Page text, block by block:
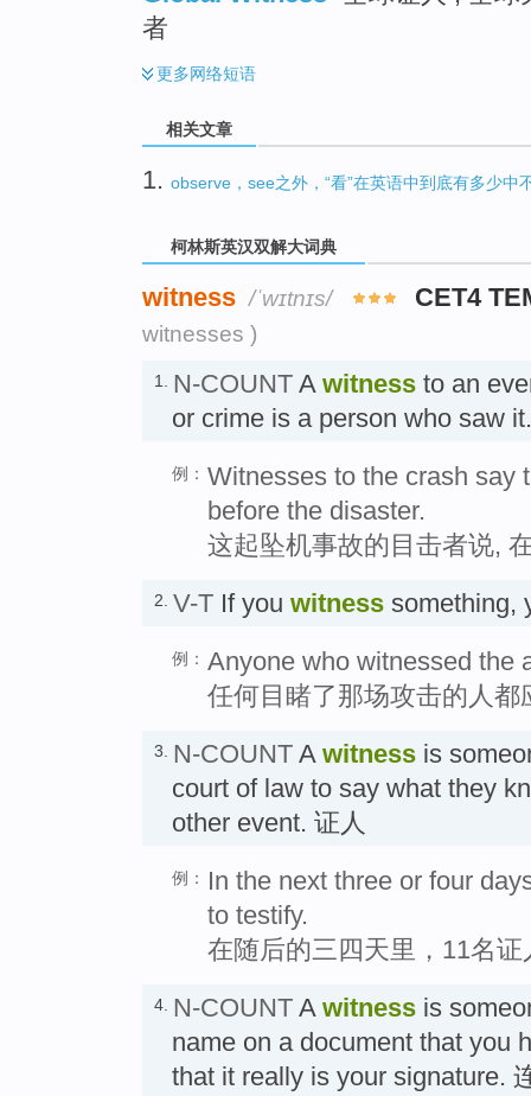
者
更多网络短语
相关文章
1. observe，see之外，“看”在英语中到底有多少中
柯林斯英汉双解大词典
witness /ˈwɪtnɪs/ CET4
witnesses )
1. N-COUNT A witness to an
or crime is a person who saw
例： Witnesses to the crash say
before the disaster.
这起坠机事故的目击者说,
2. V-T If you witness something,
例： Anyone who witnessed the
任何目睹了那场攻击的人都
3. N-COUNT A witness is
court of law to say what they
other event. 证人
例：
In the next three or four
to testify.
在随后的三四天里，11名
4. N-COUNT A witness is
name on a document that you
that it really is your signature.